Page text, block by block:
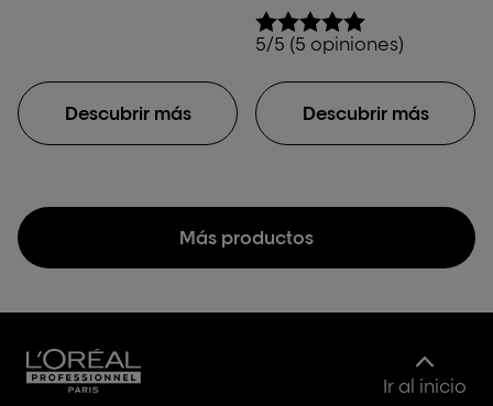
Descubrir más
5/5 (5 opiniones)
Descubrir más
Más productos
Ir al inicio